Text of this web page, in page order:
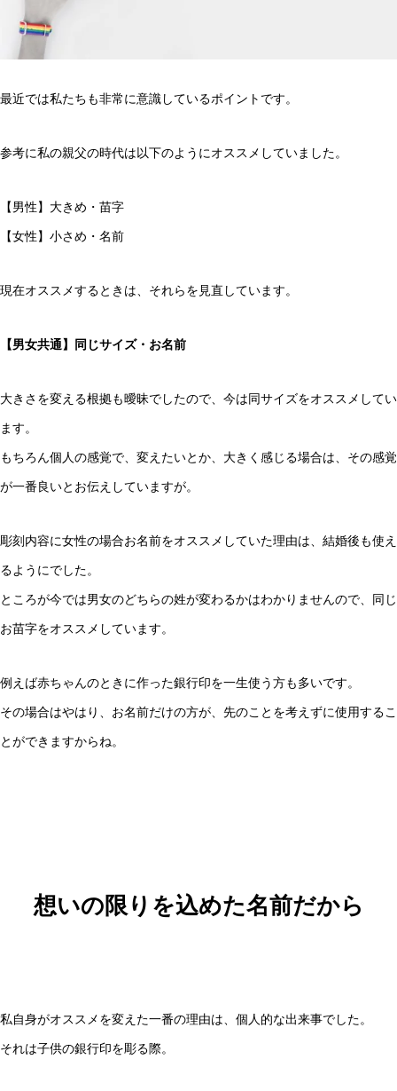
最近では私たちも非常に意識しているポイントです。
参考に私の親父の時代は以下のようにオススメしていました。
【男性】大きめ・苗字
【女性】小さめ・名前
現在オススメするときは、それらを見直しています。
【男女共通】同じサイズ・お名前
大きさを変える根拠も曖昧でしたので、今は同サイズをオススメしてい
ます。
もちろん個人の感覚で、変えたいとか、大きく感じる場合は、その感覚
が一番良いとお伝えしていますが。
彫刻内容に女性の場合お名前をオススメしていた理由は、結婚後も使え
るようにでした。
ところが今では男女のどちらの姓が変わるかはわかりませんので、同じ
お苗字をオススメしています。
例えば赤ちゃんのときに作った銀行印を一生使う方も多いです。
その場合はやはり、お名前だけの方が、先のことを考えずに使用するこ
とができますからね。
想いの限りを込めた名前だから
私自身がオススメを変えた一番の理由は、個人的な出来事でした。
それは子供の銀行印を彫る際。